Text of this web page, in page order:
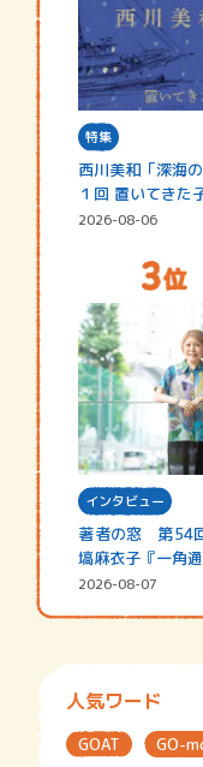
特集
西川美和「深海
１回 置いてきた
2026-08-06
インタビュー
著者の窓 第54
塙麻衣子『一角
街の…
2026-08-07
人気ワード
GOAT GO-